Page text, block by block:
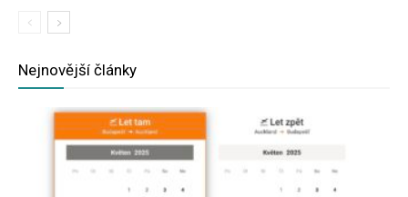
Nejnovější články